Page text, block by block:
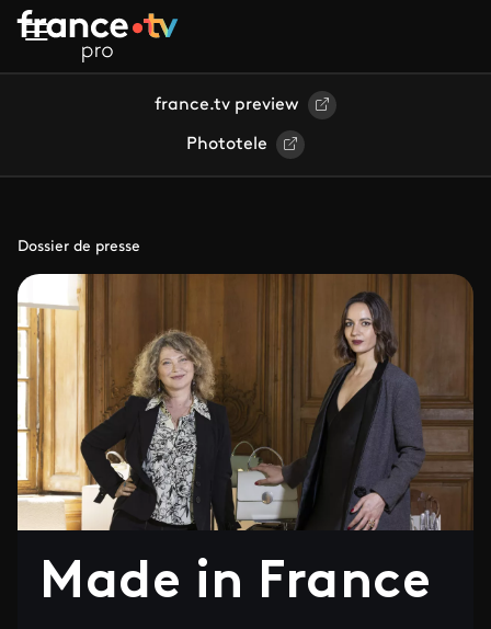
Aller au contenu principal
france.tv preview
Phototele
Dossier de presse
Made in France